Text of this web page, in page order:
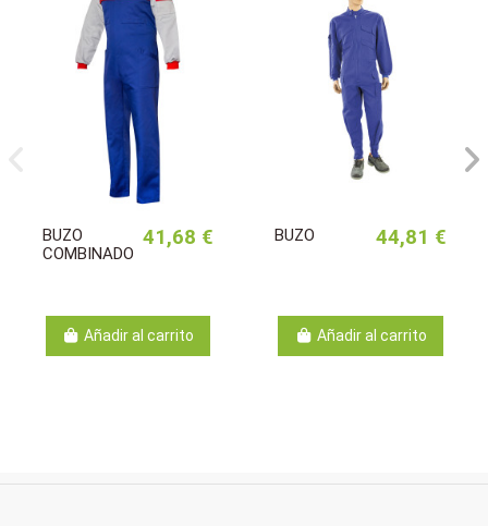
BUZO
COMBINADO
41,68 €
Añadir al carrito
BUZO 44,81 €
Añadir al carrito